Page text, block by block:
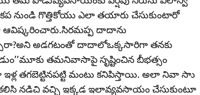
నుండి గొత్తికోయు ఎలా తయారు చేసుకుంటారో
ఆవిష్కరించారు.సిరమప్ప దాదాను
అడగటంతో దాదాలోఒక్కసారిగా తనకు
తమనివాసాపై సృష్టించిన బీభత్సం
ఇళ్ల తగబెట్టినపట్టి మంటు కనిపిస్తాయి. అలా నివా సాు
నడిచి వచ్చి ఇక్కడ ఇలావ్యవసాయం చేసుకుంటూ